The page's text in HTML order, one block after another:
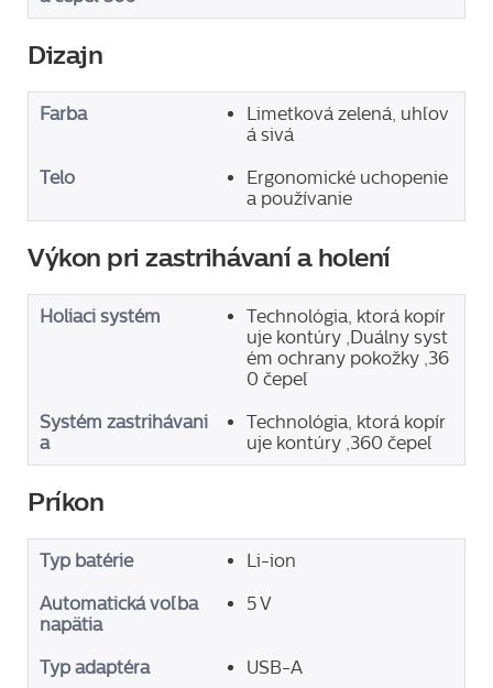
Dizajn
Farba
Limetková zelená, uhľov
á sivá
Telo
Ergonomické uchopenie
a používanie
Výkon pri zastrihávaní a holení
Holiaci systém
Technológia, ktorá kopír
uje kontúry ,Duálny syst
ém ochrany pokožky ,36
0 čepeľ
Systém zastrihávani
a
Technológia, ktorá kopír
uje kontúry ,360 čepeľ
Príkon
Typ batérie Li-ion
Automatická voľba
napätia
5 V
Typ adaptéra USB-A